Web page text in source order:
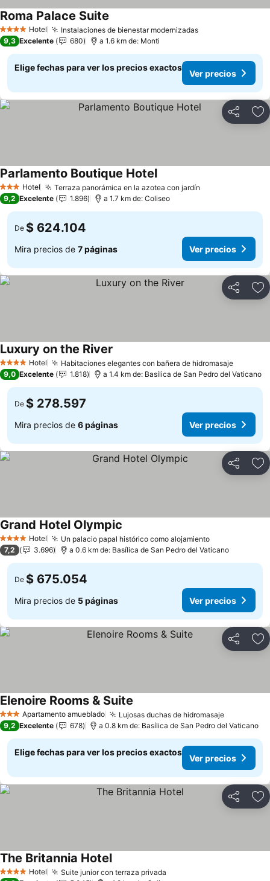
4 EstrellasHotel Instalaciones de bienestar modernizadasVer precios
Roma Palace Suite
9,3 Excelente 680 a 1.6 km de: Monti
Elige fechas para ver los precios exactos
Ver precios
Compartir
3 Estrellas
Hotel Terraza panorámica en la azotea con jardín
Parlamento Boutique HotelVer precios
9,2 Excelente 1.896 a 1.7 km de: Coliseo
De $ 624.104
Mira precios de 7 páginas Ver precios
Compartir
4 EstrellasHotel Habitaciones elegantes con bañera de hidromasajeVer
Luxury on the River
9,0 Excelente 1.818 a 1.4 km de: Basílica de San Pedro del Vaticano
De $ 278.597
Mira precios de 6 páginas Ver precios
Compartir
4 EstrellasHotel Un palacio papal histórico como alojamientoVer precios
Grand Hotel Olympic
7,2 3.696 a 0.6 km de: Basílica de San Pedro del Vaticano
De $ 675.054
Mira precios de 5 páginas Ver precios
Compartir
3 EstrellasApartamento amueblado Lujosas duchas de hidromasajeVer
Elenoire Rooms & Suite
9,2 Excelente 678 a 0.8 km de: Basílica de San Pedro del Vaticano
Elige fechas para ver los precios exactos
Ver precios
Compartir
4 EstrellasHotel Suite junior con terraza privada
The Britannia HotelVer precios